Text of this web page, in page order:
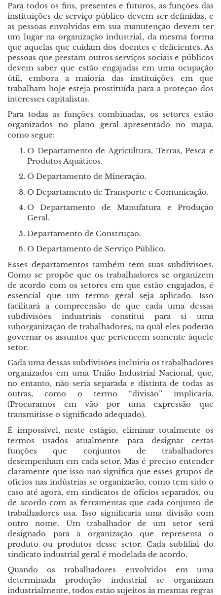
Para todos os fins, presentes e futuros, as funções das
instituições de serviço público devem ser definidas, e
as pessoas envolvidas em sua manutenção devem ter
um lugar na organização industrial, da mesma forma
que aquelas que cuidam dos doentes e deficientes. As
pessoas que prestam outros serviços sociais e públicos
devem saber que estão engajadas em uma ocupação
útil, embora a maioria das instituições em que
trabalham hoje esteja prostituída para a proteção dos
interesses capitalistas.
Para todas as funções combinadas, os setores estão
organizados no plano geral apresentado no mapa,
como segue:
O Departamento de Agricultura, Terras, Pesca e
Produtos Aquáticos.
O Departamento de Mineração.
O Departamento de Transporte e Comunicação.
O Departamento de Manufatura e Produção
Geral.
Departamento de Construção.
O Departamento de Serviço Público.
Esses departamentos também têm suas subdivisões.
Como se propõe que os trabalhadores se organizem
de acordo com os setores em que estão engajados, é
essencial que um termo geral seja aplicado. Isso
facilitará a compreensão de que cada uma dessas
subdivisões industriais constitui para si uma
suborganização de trabalhadores, na qual eles poderão
governar os assuntos que pertencem somente àquele
setor.
Cada uma dessas subdivisões incluiria os trabalhadores
organizados em uma União Industrial Nacional, que,
no entanto, não seria separada e distinta de todas as
outras, como o termo “divisão” implicaria.
(Procuramos em vão por uma expressão que
transmitisse o significado adequado).
É impossível, neste estágio, eliminar totalmente os
termos usados atualmente para designar certas
funções que conjuntos de trabalhadores
desempenham em cada setor. Mas é preciso entender
claramente que isso não significa que esses grupos de
ofícios nas indústrias se organizarão, como tem sido o
caso até agora, em sindicatos de ofícios separados, ou
de acordo com as ferramentas que cada conjunto de
trabalhadores usa. Isso significaria uma divisão com
outro nome. Um trabalhador de um setor será
designado para a organização que representa o
produto ou produtos desse setor. Cada subfilial do
sindicato industrial geral é modelada de acordo.
Quando os trabalhadores envolvidos em uma
determinada produção industrial se organizam
industrialmente, todos estão sujeitos às mesmas regras